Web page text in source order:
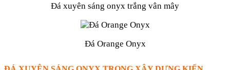
Đá xuyên sáng onyx trắng vân mây
Đá Orange Onyx